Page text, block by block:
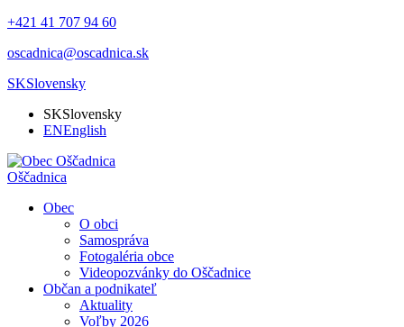
+421 41 707 94 60
oscadnica@oscadnica.sk
SKSlovensky
SKSlovensky
ENEnglish
Oščadnica
Obec
O obci
Samospráva
Fotogaléria obce
Videopozvánky do Oščadnice
Občan a podnikateľ
Aktuality
Voľby 2026